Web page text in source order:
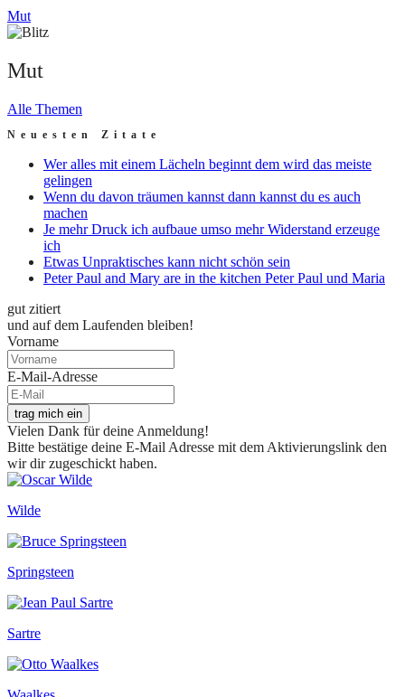
Mut
Mut
Alle Themen
Neuesten Zitate
Wer alles mit einem Lächeln beginnt dem wird das meiste
gelingen
Wenn du davon träumen kannst dann kannst du es auch
machen
Je mehr Druck ich aufbaue umso mehr Widerstand erzeuge
ich
Etwas Unpraktisches kann nicht schön sein
Peter Paul and Mary are in the kitchen Peter Paul und Maria
gut zitiert
und auf dem Laufenden bleiben!
Vorname
E-Mail-Adresse
trag mich ein
Vielen Dank für deine Anmeldung!
Bitte bestätige deine E-Mail Adresse mit dem Aktivierungslink den
wir dir zugeschickt haben.
Wilde
Springsteen
Sartre